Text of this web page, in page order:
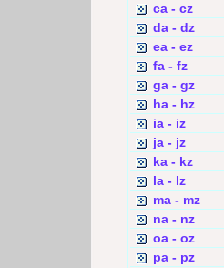
ca - cz
da - dz
ea - ez
fa - fz
ga - gz
ha - hz
ia - iz
ja - jz
ka - kz
la - lz
ma - mz
na - nz
oa - oz
pa - pz